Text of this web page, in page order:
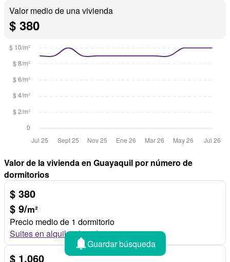
Valor medio de una vivienda
$ 380
Valor de la vivienda en Guayaquil por número de
dormitorios
$ 380
$ 9/m²
Precio medio de 1 dormitorio
Suites en alquiler de 1 dormitorio
$ 1.060
Guardar búsqueda